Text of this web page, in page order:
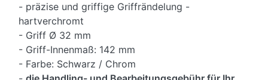
- präzise und griffige Griffrändelung -
hartverchromt
- Griff Ø 32 mm
- Griff-Innenmaß: 142 mm
- Farbe: Schwarz / Chrom